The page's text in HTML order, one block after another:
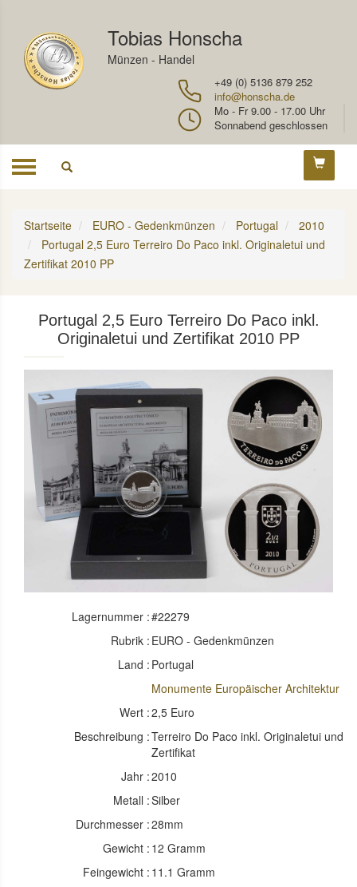
Tobias Honscha
Münzen - Handel
+49 (0) 5136 879 252
info@honscha.de
Mo - Fr 9.00 - 17.00 Uhr
Sonnabend geschlossen
Toggle
Startseite EURO - Gedenkmünzen Portugal
2010
Portugal 2,5 Euro Terreiro Do Paco inkl. Originaletui und
Zertifikat 2010 PP
Portugal 2,5 Euro Terreiro Do Paco inkl.
Originaletui und Zertifikat 2010 PP
Lagernummer :#22279
Rubrik : EURO - Gedenkmünzen
Land : Portugal
Monumente Europäischer Architektur
Wert :2,5 Euro
Beschreibung :Terreiro Do Paco inkl. Originaletui und
Zertifikat
Jahr :2010
Metall :Silber
Durchmesser :28mm
Gewicht : 12 Gramm
Feingewicht : 11.1 Gramm